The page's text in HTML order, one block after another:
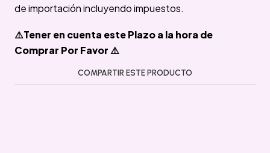
de importación incluyendo impuestos.
⚠️Tener en cuenta este Plazo a la hora de
Comprar Por Favor ⚠️
COMPARTIR ESTE PRODUCTO